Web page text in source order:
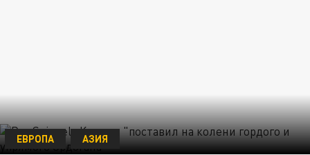
ЕВРОПА АЗИЯ